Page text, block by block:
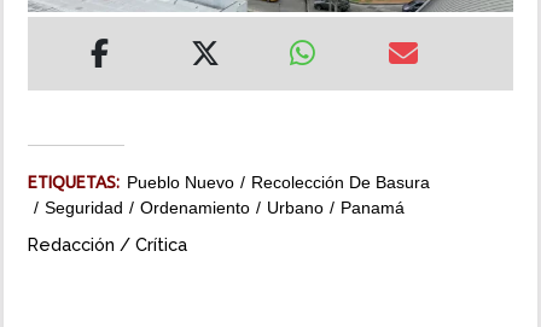
IMPRESO
ETIQUETAS: Pueblo Nuevo
Recolección De Basura
Seguridad
Ordenamiento Urbano Panamá
Redacción / Crítica